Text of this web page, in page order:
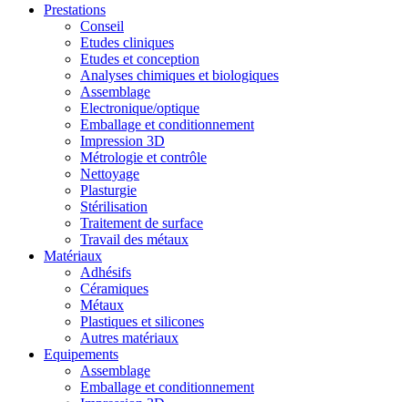
Prestations
Conseil
Etudes cliniques
Etudes et conception
Analyses chimiques et biologiques
Assemblage
Electronique/optique
Emballage et conditionnement
Impression 3D
Métrologie et contrôle
Nettoyage
Plasturgie
Stérilisation
Traitement de surface
Travail des métaux
Matériaux
Adhésifs
Céramiques
Métaux
Plastiques et silicones
Autres matériaux
Equipements
Assemblage
Emballage et conditionnement